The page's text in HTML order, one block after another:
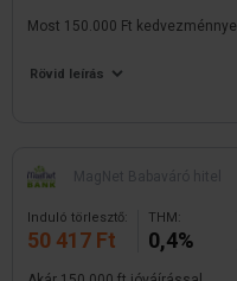
Most 150.000 Ft kedvezménnyel
Rövid leírás
Induló törlesztő:
50 417 Ft
THM:
0,4%